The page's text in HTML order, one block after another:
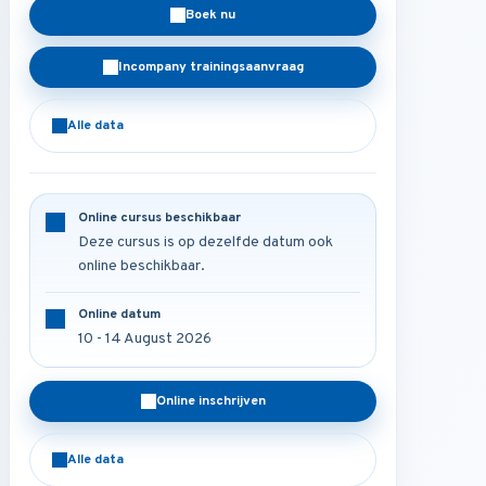
Boek nu
Incompany trainingsaanvraag
Alle data
Online cursus beschikbaar
Deze cursus is op dezelfde datum ook
online beschikbaar.
Online datum
10 - 14 August 2026
Online inschrijven
Alle data